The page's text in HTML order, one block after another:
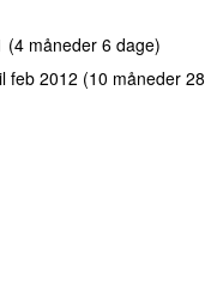
(4 måneder 6 dage)
feb 2012 (10 måneder 28